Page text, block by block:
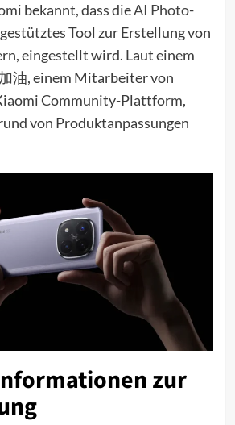
bekannt, dass dieAI Photo-
Tool zur Erstellung von
eingestellt wird. Laut einem
油, einem Mitarbeiter von
Community-Plattform,
von Produktanpassungen
zur